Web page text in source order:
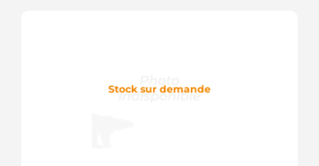
Stock sur demande